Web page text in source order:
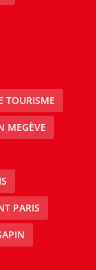
TOURISME
MEGÈVE
PARIS